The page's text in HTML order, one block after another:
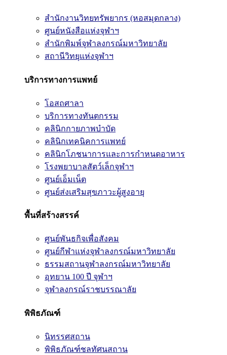
สำนักงานวิทยทรัพยากร (หอสมุดกลาง)
ศูนย์หนังสือแห่งจุฬาฯ
สำนักพิมพ์จุฬาลงกรณ์มหาวิทยาลัย
สถานีวิทยุแห่งจุฬาฯ
บริการทางการแพทย์
โอสถศาลา
บริการทางทันตกรรม
คลินิกกายภาพบำบัด
คลินิกเทคนิคการแพทย์
คลินิกโภชนาการและการกำหนดอาหาร
โรงพยาบาลสัตว์เล็กจุฬาฯ
ศูนย์เอ็มเน็ต
ศูนย์ส่งเสริมสุขภาวะผู้สูงอายุ
พื้นที่สร้างสรรค์
ศูนย์พันธกิจเพื่อสังคม
ศูนย์กีฬาแห่งจุฬาลงกรณ์มหาวิทยาลัย
ธรรมสถานจุฬาลงกรณ์มหาวิทยาลัย
อุทยาน 100 ปี จุฬาฯ
จุฬาลงกรณ์ราชบรรณาลัย
พิพิธภัณฑ์
นิทรรศสถาน
พิพิธภัณฑ์ชลทัศนสถาน